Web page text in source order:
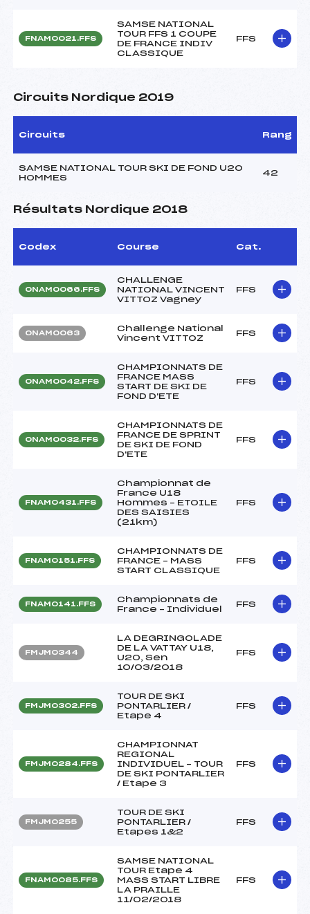
FNAM0021.FFS
SAMSE NATIONAL
TOUR FFS 1 COUPE
DE FRANCE INDIV
CLASSIQUE
FFS
Circuits Nordique 2019
Circuits Rang
SAMSE NATIONAL TOUR SKI DE FOND U20
HOMMES
42
Résultats Nordique 2018
Codex Course Cat.
ONAM0066.FFS
CHALLENGE
NATIONAL VINCENT
VITTOZ Vagney
FFS
ONAM0063
Challenge National
Vincent VITTOZ
FFS
ONAM0042.FFS
CHAMPIONNATS DE
FRANCE MASS
START DE SKI DE
FOND D'ETE
FFS
ONAM0032.FFS
CHAMPIONNATS DE
FRANCE DE SPRINT
DE SKI DE FOND
D'ETE
FFS
FNAM0431.FFS
Championnat de
France U18
Hommes – ETOILE
DES SAISIES
(21km)
FFS
FNAM0151.FFS
CHAMPIONNATS DE
FRANCE – MASS
START CLASSIQUE
FFS
FNAM0141.FFS
Championnats de
France – Individuel
FFS
FMJM0344
LA DEGRINGOLADE
DE LA VATTAY U18,
U20, Sen
10/03/2018
FFS
FMJM0302.FFS
TOUR DE SKI
PONTARLIER /
Etape 4
FFS
FMJM0284.FFS
CHAMPIONNAT
REGIONAL
INDIVIDUEL – TOUR
DE SKI PONTARLIER
/ Etape 3
FFS
FMJM0255
TOUR DE SKI
PONTARLIER /
Etapes 1&2
FFS
FNAM0085.FFS
SAMSE NATIONAL
TOUR Etape 4
MASS START LIBRE
LA PRAILLE
11/02/2018
FFS